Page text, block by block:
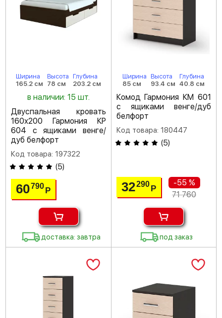
Ширина
165.2 см
Высота
78 см
Глубина
203.2 см
в наличии: 15 шт.
Двуспальная кровать
160х200 Гармония КР
604 с ящиками венге/
дуб белфорт
Код товара: 197322
(5)
60790Р
доставка: завтра
Ширина
85 см
Высота
93.4 см
Глубина
40.8 см
Комод Гармония КМ 601
с ящиками венге/дуб
белфорт
Код товара: 180447
(5)
32290 Р
-55 %
71 760
под заказ